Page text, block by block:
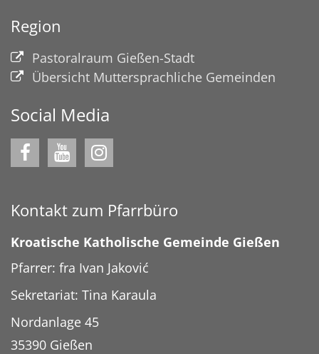
Region
Pastoralraum Gießen-Stadt
Übersicht Muttersprachliche Gemeinden
Social Media
Kontakt zum Pfarrbüro
Kroatische Katholische Gemeinde Gießen
Pfarrer: fra Ivan Jaković
Sekretariat: Tina Karaula
Nordanlage 45
35390 Gießen